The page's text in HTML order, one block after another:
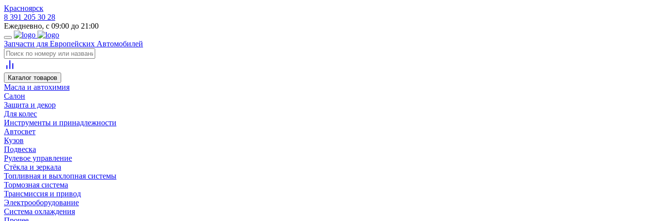
Красноярск
8 391 205 30 28
Ежедневно, с 09:00 до 21:00
Запчасти для Европейских Автомобилей
Каталог товаров
Масла и автохимия
Салон
Защита и декор
Для колес
Инструменты и принадлежности
Автосвет
Кузов
Подвеска
Рулевое управление
Стёкла и зеркала
Топливная и выхлопная системы
Тормозная система
Трансмиссия и привод
Электрооборудование
Система охлаждения